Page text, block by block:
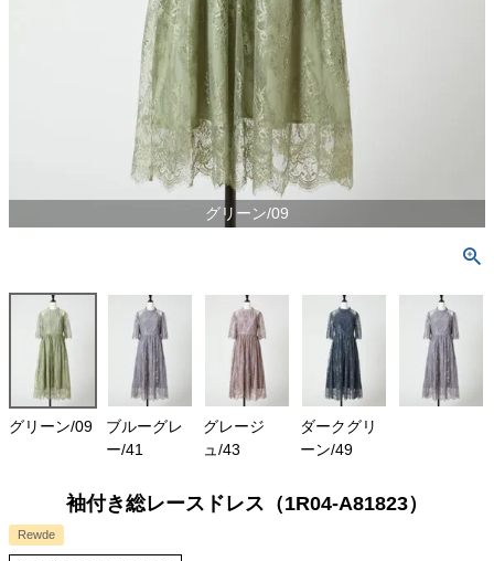
グリーン/09
グリーン/09
ブルーグレ
ー/41
グレージ
ュ/43
ダークグリ
ーン/49
袖付き総レースドレス（1R04-A81823）
Rewde